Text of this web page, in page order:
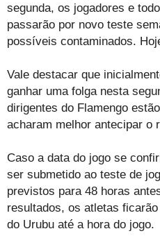
segunda, os jogadores e
passarão por novo teste
possíveis contaminados.
Vale destacar que
ganhar uma folga nesta
dirigentes do Flamengo
acharam melhor antecipar o
Caso a data do jogo se
ser submetido ao teste de
previstos para 48 horas
resultados, os atletas
do Urubu até a hora do jogo.